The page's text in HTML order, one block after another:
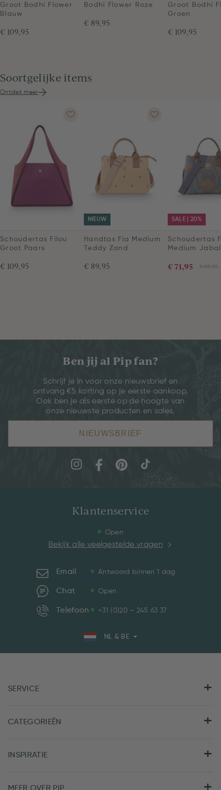
Groot Bodhi Flower
Blauw
€ 109,95
Bodhi Flower Roze
€ 89,95
Groot Bodhi
Groen
€ 109,95
Soortgelijke items
Ontdek meer
Schoudertas Filou
Groot Paars
€ 109,95
NIEUW
Handtas Fia Medium
Teddy Zand
€ 89,95
SALE | 20%
Schoudertas
Medium
€ 89,95
€ 71,95
Ben jij al Pip fan?
Schrijf je in voor onze nieuwsbrief en
ontvang €5 korting op je eerste aankoop.
Ook ben je als eerste op de hoogte van
onze nieuwste producten en sales.
NIEUWSBRIEF
Klantenservice
Open
Bekijk alle veelgestelde vragen
Email Antwoord binnen 1 dag
Chat Open
Telefoon +31 (0)20 – 245 63 37
NL & BE
SERVICE
CATEGORIEËN
INSPIRATIE